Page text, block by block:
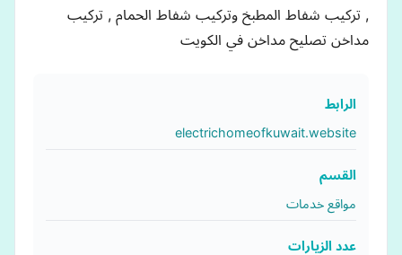
, تركيب شفاط المطبخ وتركيب شفاط الحمام , تركيب
مداخن تصليح مداخن في الكويت
الرابط
electrichomeofkuwait.website
القسم
مواقع خدمات
عدد الزيارات